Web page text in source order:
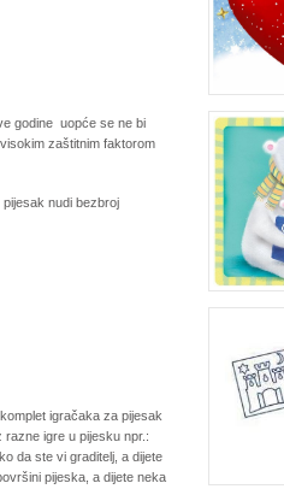
godine uopće se ne bi
zaštitnim faktorom
nudi bezbroj
igračaka za pijesak
igre u pijesku npr.:
da ste vi graditelj, a dijete
pijeska, a dijete neka